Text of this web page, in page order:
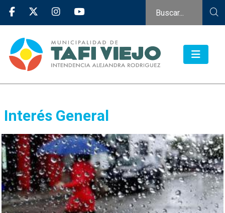
Interés General